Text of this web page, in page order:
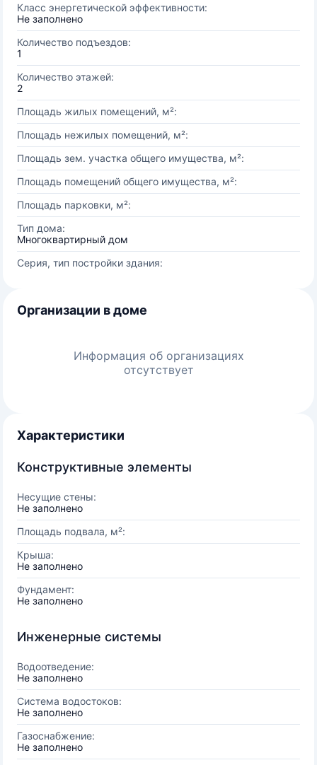
Класс энергетической эффективности:
Не заполнено
Количество подъездов:
1
Количество этажей:
2
Площадь жилых помещений, м²:
Площадь нежилых помещений, м²:
Площадь зем. участка общего имущества, м²:
Площадь помещений общего имущества, м²:
Площадь парковки, м²:
Тип дома:
Многоквартирный дом
Серия, тип постройки здания:
Организации в доме
Информация об организациях
отсутствует
Характеристики
Конструктивные элементы
Несущие стены:
Не заполнено
Площадь подвала, м²:
Крыша:
Не заполнено
Фундамент:
Не заполнено
Инженерные системы
Водоотведение:
Не заполнено
Система водостоков:
Не заполнено
Газоснабжение:
Не заполнено